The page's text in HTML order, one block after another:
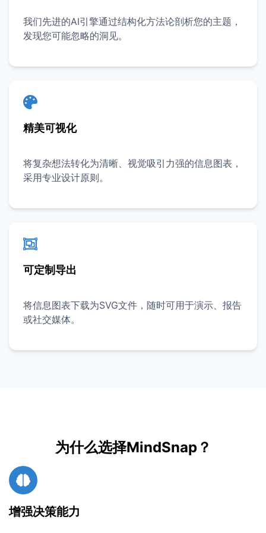
我们先进的AI引擎通过结构化方法论剖析您的主题，
发现您可能忽略的洞见。
精美可视化
将复杂想法转化为清晰、视觉吸引力强的信息图表，
采用专业设计原则。
可定制导出
将信息图表下载为SVG文件，随时可用于演示、报告
或社交媒体。
为什么选择MindSnap？
增强决策能力